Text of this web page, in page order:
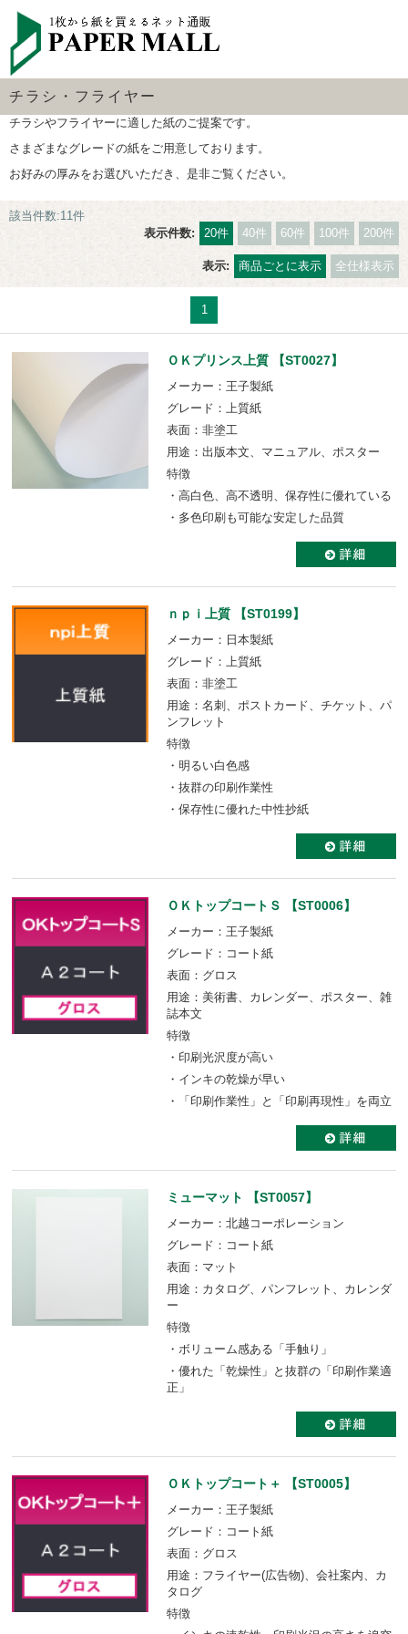
チラシ・フライヤー
チラシやフライヤーに適した紙のご提案です。
さまざまなグレードの紙をご用意しております。
お好みの厚みをお選びいただき、是非ご覧ください。
該当件数:11件
表示件数:
20件 40件 60件 100件 200件
表示: 商品ごとに表示 全仕様表示
1
ＯＫプリンス上質 【ST0027】
メーカー：王子製紙
グレード：上質紙
表面：非塗工
用途：出版本文、マニュアル、ポスター
特徴
・高白色、高不透明、保存性に優れている
・多色印刷も可能な安定した品質
ｎｐｉ上質 【ST0199】
メーカー：日本製紙
グレード：上質紙
表面：非塗工
用途：名刺、ポストカード、チケット、パ
ンフレット
特徴
・明るい白色感
・抜群の印刷作業性
・保存性に優れた中性抄紙
ＯＫトップコートＳ 【ST0006】
メーカー：王子製紙
グレード：コート紙
表面：グロス
用途：美術書、カレンダー、ポスター、雑
誌本文
特徴
・印刷光沢度が高い
・インキの乾燥が早い
・「印刷作業性」と「印刷再現性」を両立
ミューマット 【ST0057】
メーカー：北越コーポレーション
グレード：コート紙
表面：マット
用途：カタログ、パンフレット、カレンダ
ー
特徴
・ボリューム感ある「手触り」
・優れた「乾燥性」と抜群の「印刷作業適
正」
ＯＫトップコート＋ 【ST0005】
メーカー：王子製紙
グレード：コート紙
表面：グロス
用途：フライヤー(広告物)、会社案内、カ
タログ
特徴